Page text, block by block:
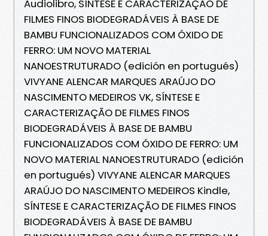
Audiolibro, SÍNTESE E CARACTERIZAÇÃO DE
FILMES FINOS BIODEGRADÁVEIS À BASE DE
BAMBU FUNCIONALIZADOS COM ÓXIDO DE
FERRO: UM NOVO MATERIAL
NANOESTRUTURADO (edición en portugués)
VIVYANE ALENCAR MARQUES ARAÚJO DO
NASCIMENTO MEDEIROS VK, SÍNTESE E
CARACTERIZAÇÃO DE FILMES FINOS
BIODEGRADÁVEIS À BASE DE BAMBU
FUNCIONALIZADOS COM ÓXIDO DE FERRO: UM
NOVO MATERIAL NANOESTRUTURADO (edición
en portugués) VIVYANE ALENCAR MARQUES
ARAÚJO DO NASCIMENTO MEDEIROS Kindle,
SÍNTESE E CARACTERIZAÇÃO DE FILMES FINOS
BIODEGRADÁVEIS À BASE DE BAMBU